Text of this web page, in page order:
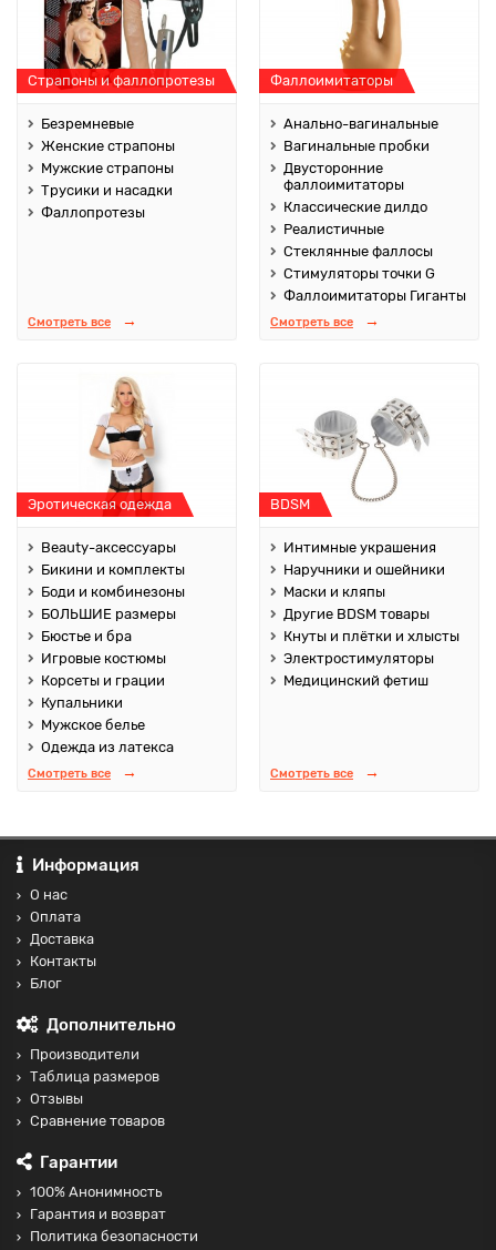
Страпоны и фаллопротезы
Безремневые
Женские страпоны
Мужские страпоны
Трусики и насадки
Фаллопротезы
Смотреть все
Фаллоимитаторы
Анально-вагинальные
Вагинальные пробки
Двусторонние
фаллоимитаторы
Классические дилдо
Реалистичные
Стеклянные фаллосы
Стимуляторы точки G
Фаллоимитаторы Гиганты
Смотреть все
Эротическая одежда
Beauty-аксессуары
Бикини и комплекты
Боди и комбинезоны
БОЛЬШИЕ размеры
Бюстье и бра
Игровые костюмы
Корсеты и грации
Купальники
Мужское белье
Одежда из латекса
Смотреть все
BDSM
Интимные украшения
Наручники и ошейники
Маски и кляпы
Другие BDSM товары
Кнуты и плётки и хлысты
Электростимуляторы
Медицинский фетиш
Смотреть все
Информация
О нас
Оплата
Доставка
Контакты
Блог
Дополнительно
Производители
Таблица размеров
Отзывы
Сравнение товаров
Гарантии
100% Анонимность
Гарантия и возврат
Политика безопасности